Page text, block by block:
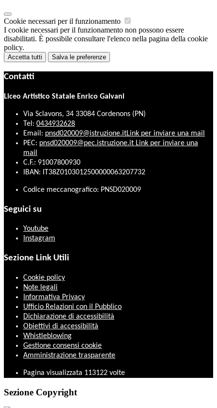
Cookie necessari per il funzionamento
I cookie necessari per il funzionamento non possono essere
disabilitati. È possibile consultare l'elenco nella pagina della cookie
policy.
Accetta tutti Salva le preferenze
Contatti
Liceo Artistico Statale Enrico Galvani
Via Sclavons, 34 33084 Cordenons (PN)
Tel: 0434932628
Email: pnsd020009@istruzione.itLink per inviare una mail
PEC: pnsd020009@pec.istruzione.it Link per inviare una
mail
C.F.: 91007800930
IBAN: IT38Z0103012500000063207732
Codice meccanografico: PNSD020009
Seguici su
Youtube
Instagram
Sezione Link Utili
Cookie policy
Note legali
Informativa Privacy
Ufficio Relazioni con il Pubblico
Dichiarazione di accessibilità
Obiettivi di accessibilità
Whistleblowing
Gestione consensi cookie
Amministrazione trasparente
Pagina visualizzata 113122 volte
Sezione Copyright